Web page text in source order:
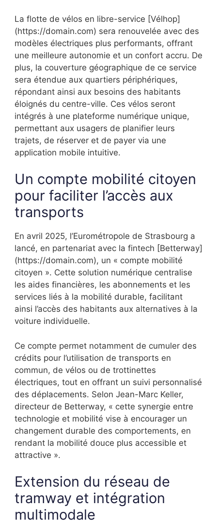
La flotte de vélos en libre-service [Vélhop]
(https://domain.com) sera renouvelée avec des
modèles électriques plus performants, offrant
une meilleure autonomie et un confort accru. De
plus, la couverture géographique de ce service
sera étendue aux quartiers périphériques,
répondant ainsi aux besoins des habitants
éloignés du centre-ville. Ces vélos seront
intégrés à une plateforme numérique unique,
permettant aux usagers de planifier leurs
trajets, de réserver et de payer via une
application mobile intuitive.
Un compte mobilité citoyen
pour faciliter l’accès aux
transports
En avril 2025, l’Eurométropole de Strasbourg a
lancé, en partenariat avec la fintech [Betterway]
(https://domain.com), un « compte mobilité
citoyen ». Cette solution numérique centralise
les aides financières, les abonnements et les
services liés à la mobilité durable, facilitant
ainsi l’accès des habitants aux alternatives à la
voiture individuelle.
Ce compte permet notamment de cumuler des
crédits pour l’utilisation de transports en
commun, de vélos ou de trottinettes
électriques, tout en offrant un suivi personnalisé
des déplacements. Selon Jean-Marc Keller,
directeur de Betterway, « cette synergie entre
technologie et mobilité vise à encourager un
changement durable des comportements, en
rendant la mobilité douce plus accessible et
attractive ».
Extension du réseau de
tramway et intégration
multimodale